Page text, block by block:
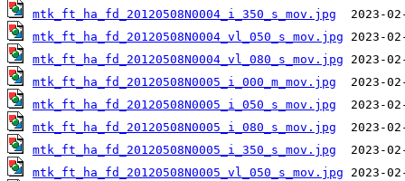
mtk_ft_ha_fd_20120508N0004_i_350_s_mov.jpg
mtk_ft_ha_fd_20120508N0004_vl_050_s_mov.jpg
mtk_ft_ha_fd_20120508N0004_vl_080_s_mov.jpg
mtk_ft_ha_fd_20120508N0005_i_000_m_mov.jpg
mtk_ft_ha_fd_20120508N0005_i_050_s_mov.jpg
mtk_ft_ha_fd_20120508N0005_i_080_s_mov.jpg
mtk_ft_ha_fd_20120508N0005_i_350_s_mov.jpg
mtk_ft_ha_fd_20120508N0005_vl_050_s_mov.jpg